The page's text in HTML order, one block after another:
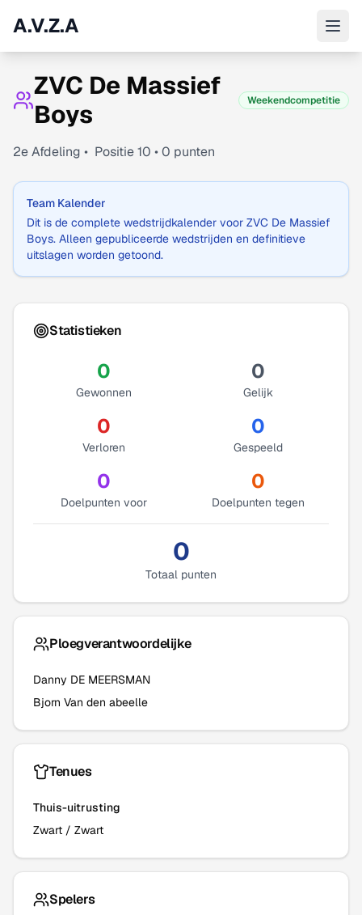
A.V.Z.A
ZVC De Massief
Boys
Weekendcompetitie
2e Afdeling • Positie10 •0 punten
Team Kalender
Dit is de complete wedstrijdkalender voor ZVC De Massief
Boys. Alleen gepubliceerde wedstrijden en definitieve
uitslagen worden getoond.
Statistieken
0
Gewonnen
0
Gelijk
0
Verloren
0
Gespeeld
0
Doelpunten voor
0
Doelpunten tegen
0
Totaal punten
Ploegverantwoordelijke
Danny DE MEERSMAN
Bjorn Van den abeelle
Tenues
Thuis-uitrusting
Zwart / Zwart
Spelers